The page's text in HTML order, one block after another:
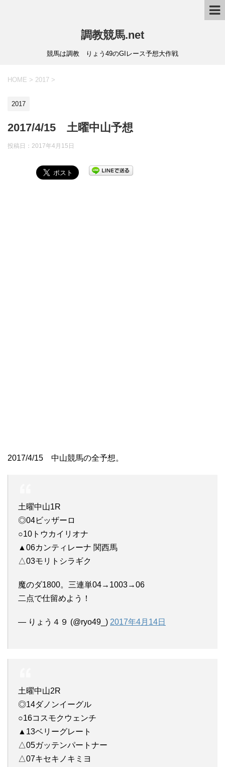
調教競馬.net
競馬は調教 りょう49のGIレース予想大作戦
HOME > 2017 >
2017
2017/4/15 土曜中山予想
投稿日： 2017年4月15日
2017/4/15 中山競馬の全予想。
土曜中山1R
◎04ビッザーロ
○10トウカイリオナ
▲06カンティレーナ 関西馬
△03モリトシラギク
魔のダ1800。三連単04→1003→06
二点で仕留めよう！
— りょう４９ (@ryo49_) 2017年4月14日
土曜中山2R
◎14ダノンイーグル
○16コスモクウェンチ
▲13ベリーグレート
△05ガッテンパートナー
△07キセキノキミヨ